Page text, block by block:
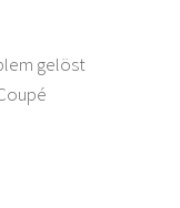
gelöst